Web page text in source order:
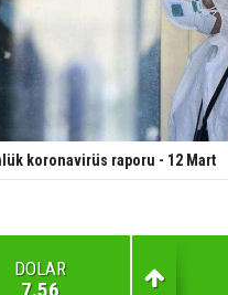
koronavirüs raporu - 12 Mart
DOLAR
7.56